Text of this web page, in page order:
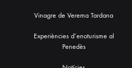
Vinagre de Verema Tardana
Experiències d’enoturisme al
Penedès